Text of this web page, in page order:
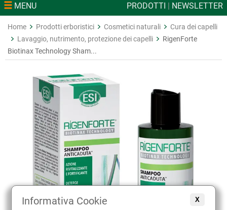
X
Informativa Cookie
MENU PRODOTTI | NEWSLETTER
Home Prodotti erboristici Cosmetici naturali
Cura dei capelli
Lavaggio, nutrimento, protezione dei capelli
RigenForte
Biotinax Technology Sham...